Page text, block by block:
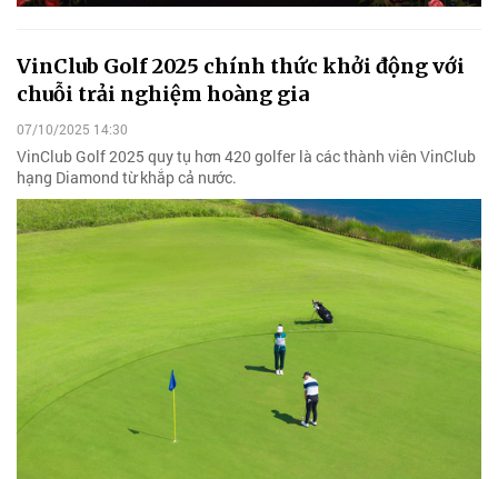
VinClub Golf 2025 chính thức khởi động với
chuỗi trải nghiệm hoàng gia
07/10/2025 14:30
VinClub Golf 2025 quy tụ hơn 420 golfer là các thành viên VinClub
hạng Diamond từ khắp cả nước.